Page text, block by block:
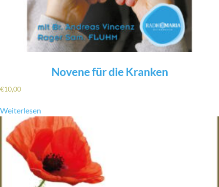
Novene für die Kranken
€10,00
Weiterlesen